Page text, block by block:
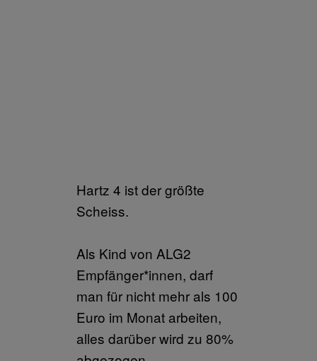
Hartz 4 ist der größte
Scheiss.
Als Kind von ALG2
Empfänger*innen, darf
man für nicht mehr als 100
Euro im Monat arbeiten,
alles darüber wird zu 80%